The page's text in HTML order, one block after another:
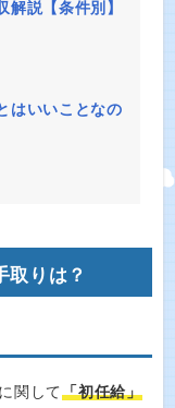
説【条件別】
はいいことなの
取りは？
関して「初任給」